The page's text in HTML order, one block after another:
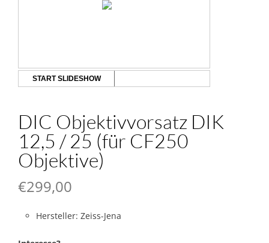
START SLIDESHOW
DIC Objektivvorsatz DIK
12,5 / 25 (für CF250
Objektive)
€299,00
Hersteller: Zeiss-Jena